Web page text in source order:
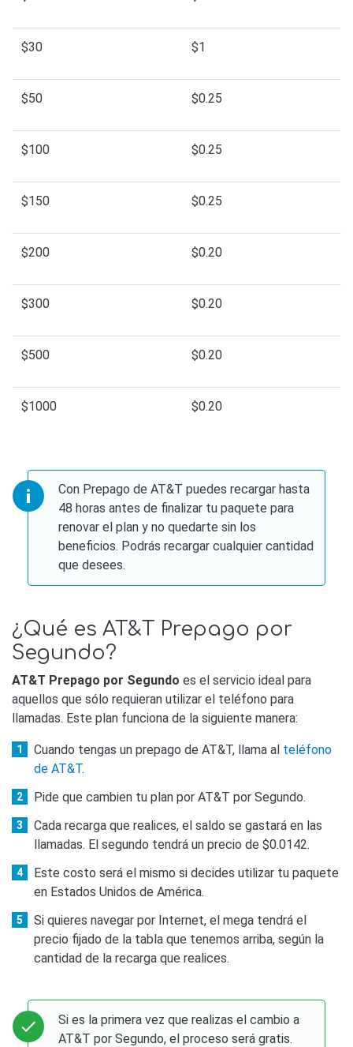
$30 $1
$50 $0.25
$100 $0.25
$150 $0.25
$200 $0.20
$300 $0.20
$500 $0.20
$1000 $0.20
Con Prepago de AT&T puedes recargar hasta
48 horas antes de finalizar tu paquete para
renovar el plan y no quedarte sin los
beneficios. Podrás recargar cualquier cantidad
que desees.
¿Qué es AT&T Prepago por
Segundo?
AT&T Prepago por Segundo es el servicio ideal para
aquellos que sólo requieran utilizar el teléfono para
llamadas. Este plan funciona de la siguiente manera:
Cuando tengas un prepago de AT&T, llama al teléfono
de AT&T.
Pide que cambien tu plan por AT&T por Segundo.
Cada recarga que realices, el saldo se gastará en las
llamadas. El segundo tendrá un precio de $0.0142.
Este costo será el mismo si decides utilizar tu paquete
en Estados Unidos de América.
Si quieres navegar por Internet, el mega tendrá el
precio fijado de la tabla que tenemos arriba, según la
cantidad de la recarga que realices.
Si es la primera vez que realizas el cambio a
AT&T por Segundo, el proceso será gratis.